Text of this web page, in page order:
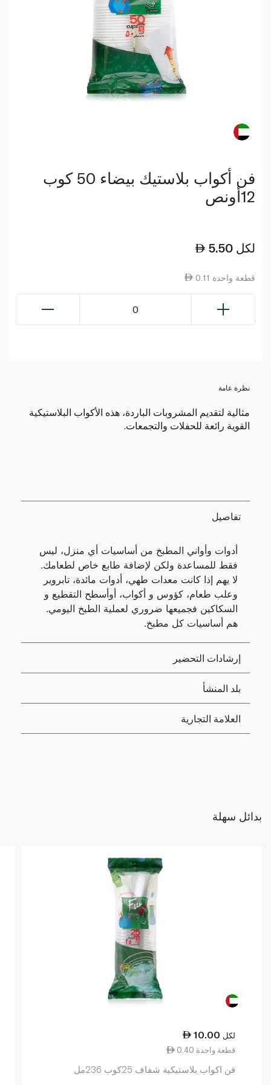
فن أكواب بلاستيك بيضاء 50 كوب
12أونص
5.50 لكل
0.11 قطعة واحدة
0
نظرة عامة
مثالية لتقديم المشروبات الباردة، هذه الأكواب البلاستيكية
القوية رائعة للحفلات والتجمعات.
تفاصيل
أدوات وأواني المطبخ من أساسيات أي منزل، ليس
فقط للمساعدة ولكن لإضافة طابع خاص لطعامك.
لا يهم إذا كانت معدات طهي، أدوات مائدة، تابروير
وعلب طعام، كؤوس و أكواب، أوأسطح التقطيع و
السكاكين فجميعها ضروري لعملية الطبخ اليومي.
هم أساسيات كل مطبخ.
إرشادات التحضير
بلد المنشأ
العلامة التجارية
بدائل سهلة
10.00 لكل
0.40 قطعة واحدة
فن اكواب بلاستيكية شفاف 25كوب 236مل